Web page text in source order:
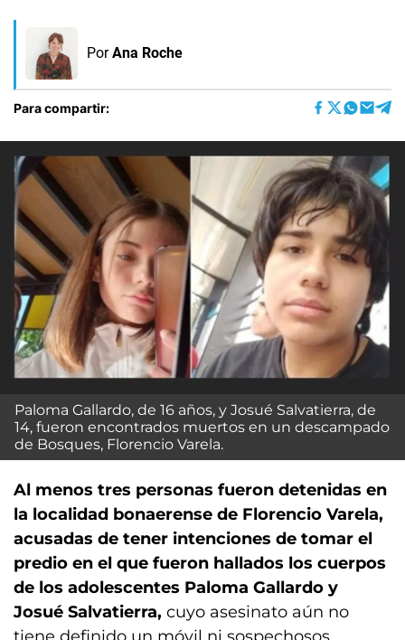
Por Ana Roche
Para compartir:
Paloma Gallardo, de 16 años, y Josué Salvatierra, de
14, fueron encontrados muertos en un descampado
de Bosques, Florencio Varela.
Al menos tres personas fueron detenidas en
la localidad bonaerense de Florencio Varela,
acusadas de tener intenciones de tomar el
predio en el que fueron hallados los cuerpos
de los adolescentes Paloma Gallardo y
Josué Salvatierra, cuyo asesinato aún no